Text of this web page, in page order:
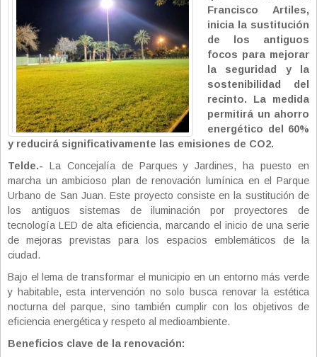
Francisco Artiles,
inicia la sustitución
de los antiguos
focos para mejorar
la seguridad y la
sostenibilidad del
recinto. La medida
permitirá un ahorro
energético del 60%
y reducirá significativamente las emisiones de CO2.
Telde.- La Concejalía de Parques y Jardines, ha puesto en
marcha un ambicioso plan de renovación lumínica en el Parque
Urbano de San Juan. Este proyecto consiste en la sustitución de
los antiguos sistemas de iluminación por proyectores de
tecnología LED de alta eficiencia, marcando el inicio de una serie
de mejoras previstas para los espacios emblemáticos de la
ciudad.
Bajo el lema de transformar el municipio en un entorno más verde
y habitable, esta intervención no solo busca renovar la estética
nocturna del parque, sino también cumplir con los objetivos de
eficiencia energética y respeto al medioambiente.
Beneficios clave de la renovación: